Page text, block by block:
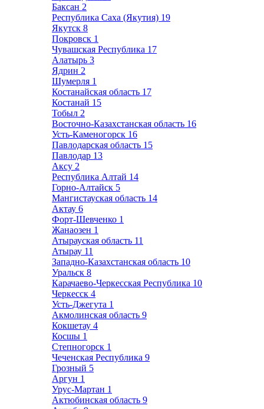
Баксан 2
Республика Саха (Якутия) 19
Якутск 8
Покровск 1
Чувашская Республика 17
Алатырь 3
Ядрин 2
Шумерля 1
Костанайская область 17
Костанай 15
Тобыл 2
Восточно-Казахстанская область 16
Усть-Каменогорск 16
Павлодарская область 15
Павлодар 13
Аксу 2
Республика Алтай 14
Горно-Алтайск 5
Мангистауская область 14
Актау 6
Форт-Шевченко 1
Жанаозен 1
Атырауская область 11
Атырау 11
Западно-Казахстанская область 10
Уральск 8
Карачаево-Черкесская Республика 10
Черкесск 4
Усть-Джегута 1
Акмолинская область 9
Кокшетау 4
Косшы 1
Степногорск 1
Чеченская Республика 9
Грозный 5
Аргун 1
Урус-Мартан 1
Актюбинская область 9